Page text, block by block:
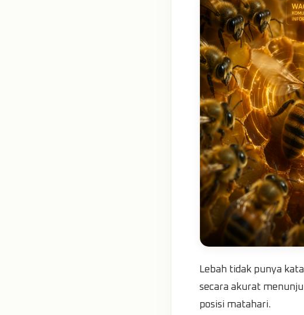
Lebah tidak punya
secara akurat
posisi matahari.